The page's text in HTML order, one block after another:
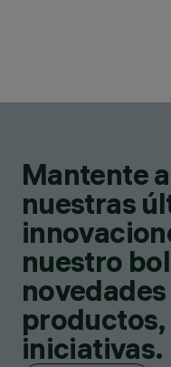
Mantente
nuestras
nuestro
productos,
iniciativas.